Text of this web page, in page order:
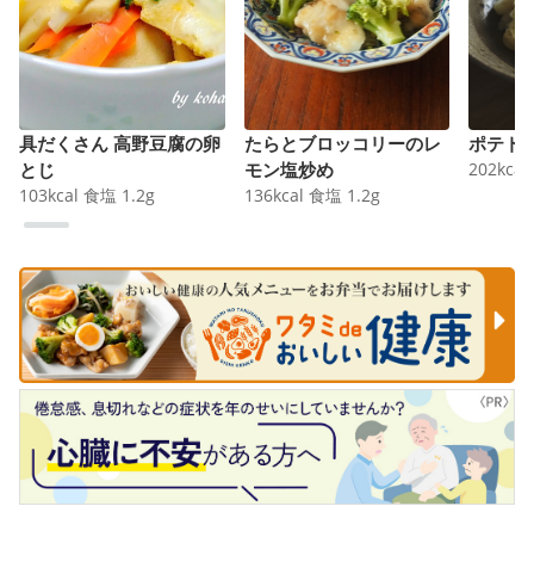
具だくさん 高野豆腐の卵
とじ
103kcal 食塩 1.2g
たらとブロッコリーのレ
モン塩炒め
136kcal 食塩 1.2g
ポテト
202kcal